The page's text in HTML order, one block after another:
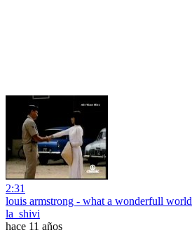
2:31
louis armstrong - what a wonderfull world
la_shivi
hace 11 años